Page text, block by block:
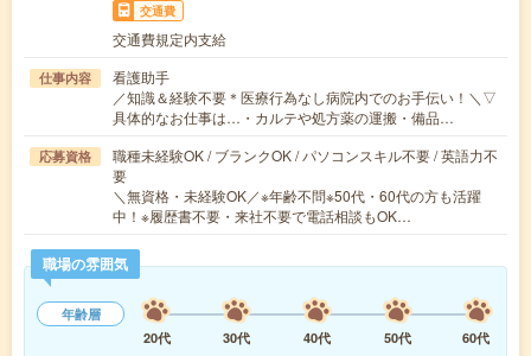
交通費
交通費規定内支給
仕事内容
看護助手
／知識＆経験不要＊医療行為なし病院内でのお手伝い！＼▽
具体的なお仕事は…・カルテや処方薬の運搬・備品…
応募資格
職種未経験OK / ブランクOK / パソコンスキル不要 / 英語力不
要
＼無資格・未経験OK／※年齢不問※50代・60代の方も活躍
中！※履歴書不要・来社不要で電話相談もOK…
職場の雰囲気
年齢層
20代
30代 40代 50代
60代